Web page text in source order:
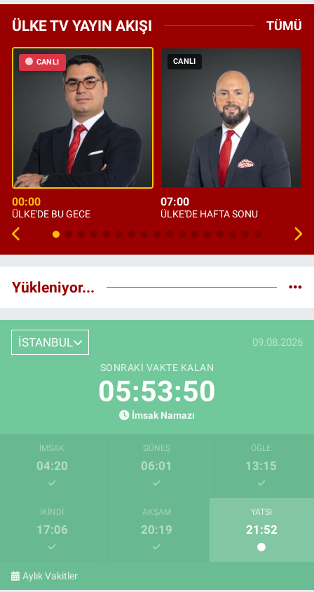
ÜLKE TV YAYIN AKIŞI TÜMÜ
CANLI
00:00
ÜLKE'DE BU GECE
CANLI
07:00
ÜLKE'DE HAFTA SONU
Yükleniyor...
İSTANBUL 09.08.2026
SONRAKI VAKTE KALAN
05:53:50
İmsak Namazı
İMSAK
04:20
GÜNEŞ
06:01
ÖĞLE
13:15
İKINDI
17:06
AKŞAM
20:19
YATSI
21:52
Aylık Vakitler